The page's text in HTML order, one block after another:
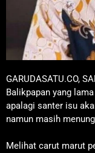
GARUDASATU.CO,
Balikpapan yang
apalagi santer isu
namun masih
Melihat carut marut